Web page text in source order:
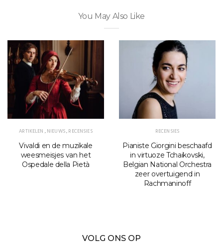
You May Also Like
ARTIKELEN ,NIEUWS,RECENSIES
Vivaldi en de muzikale
weesmeisjes van het
Ospedale della Pietà
RECENSIES
Pianiste Giorgini beschaafd
in virtuoze Tchaikovski,
Belgian National Orchestra
zeer overtuigend in
Rachmaninoff
VOLG ONS OP